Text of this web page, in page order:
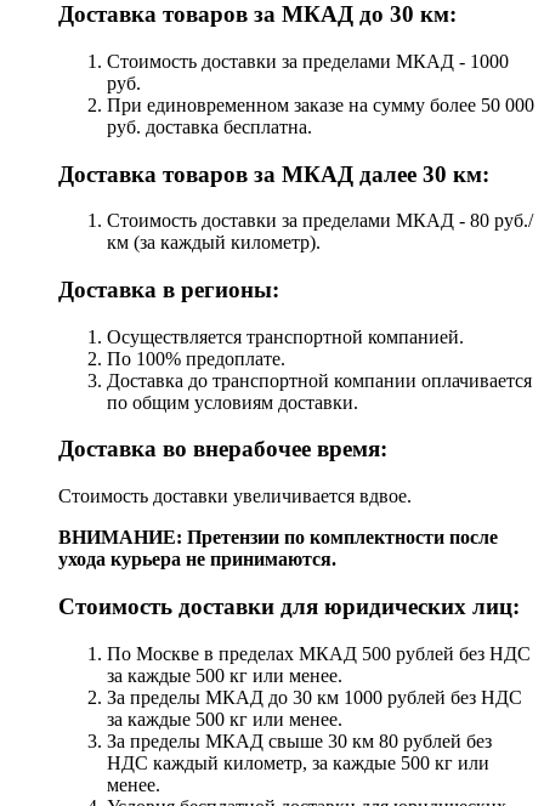
Доставка товаров за МКАД до 30 км:
Стоимость доставки за пределами МКАД - 1000
руб.
При единовременном заказе на сумму более 50 000
руб. доставка бесплатна.
Доставка товаров за МКАД далее 30 км:
Стоимость доставки за пределами МКАД - 80 руб./
км (за каждый километр).
Доставка в регионы:
Осуществляется транспортной компанией.
По 100% предоплате.
Доставка до транспортной компании оплачивается
по общим условиям доставки.
Доставка во внерабочее время:
Стоимость доставки увеличивается вдвое.
ВНИМАНИЕ: Претензии по комплектности после
ухода курьера не принимаются.
Стоимость доставки для юридических лиц:
По Москве в пределах МКАД 500 рублей без НДС
за каждые 500 кг или менее.
За пределы МКАД до 30 км 1000 рублей без НДС
за каждые 500 кг или менее.
За пределы МКАД свыше 30 км 80 рублей без
НДС каждый километр, за каждые 500 кг или
менее.